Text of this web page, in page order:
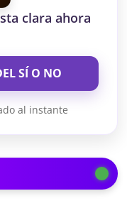
clara ahora
SÍ O NO
al instante